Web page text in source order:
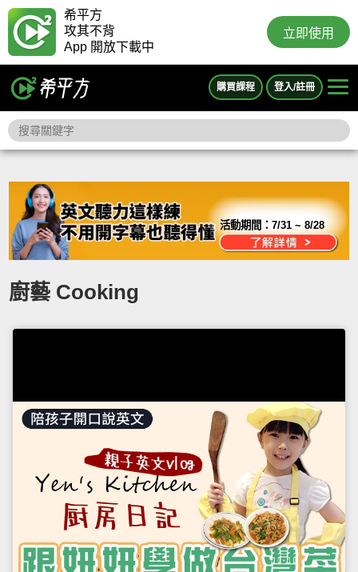
希平方
攻其不背
App 開放下載中
立即使用
購買課程 登入/註冊
活動期間：7/31 ~ 8/28
廚藝 Cooking